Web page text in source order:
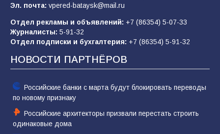
81 02.08.2026
Морской квест в детском саду: как
воспитанники спасали Нептуна
74 01.08.2026
Эл. почта: vpered-bataysk@mail.ru
Отдел рекламы и объявлений: +7 (86354) 5-07-33
Журналисты: 5-91-32
Отдел подписки и бухгалтерия: +7 (86354) 5-91-32
НОВОСТИ ПАРТНЁРОВ
Российские банки с марта будут блокировать переводы
по новому признаку
Российские архитекторы призвали перестать строить
одинаковые дома